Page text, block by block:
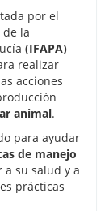
por el
la
(IFAPA)
realizar
acciones
animal.
para ayudar
de manejo
a su salud y a
prácticas